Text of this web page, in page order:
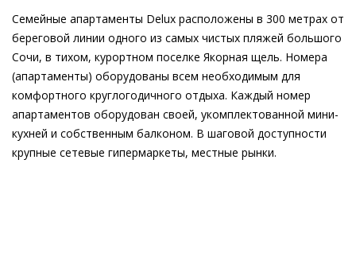
Семейные апартаменты Delux расположены в 300 метрах от
береговой линии одного из самых чистых пляжей большого
Сочи, в тихом, курортном поселке Якорная щель. Номера
(апартаменты) оборудованы всем необходимым для
комфортного круглогодичного отдыха. Каждый номер
апартаментов оборудован своей, укомплектованной мини-
кухней и собственным балконом. В шаговой доступности
крупные сетевые гипермаркеты, местные рынки.